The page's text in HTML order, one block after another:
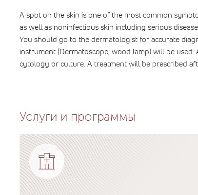
A spot on the skin is one of the most common
as well as noninfectious skin including serious
You should go to the dermatologist for accurate
instrument (Dermatoscope, wood lamp) will be
cytology or culture. A treatment will be prescribed
Услуги и программы